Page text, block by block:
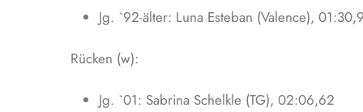
Jg. `92-älter: Luna Esteban (Valence),
Rücken (w):
Jg. `01: Sabrina Schelkle (TG), 02:06,62